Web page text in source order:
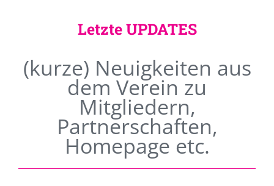
Letzte UPDATES
(kurze) Neuigkeiten aus
dem Verein zu
Mitgliedern,
Partnerschaften,
Homepage etc.